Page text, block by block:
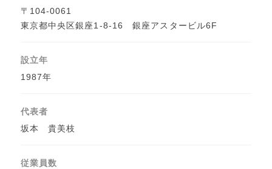
〒104-0061
東京都中央区銀座1-8-16 銀座アスタービル6F
設立年
1987年
代表者
坂本 貴美枝
従業員数